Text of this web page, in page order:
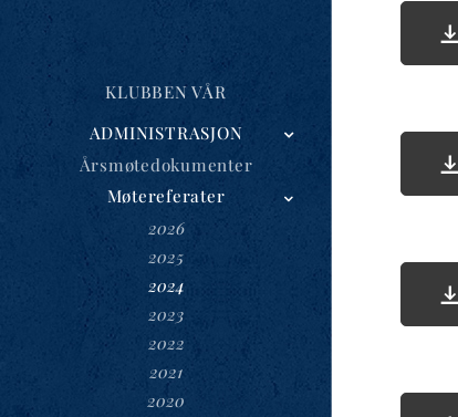
KLUBBEN VÅR
ADMINISTRASJON
Årsmøtedokumenter
Møtereferater
2026
2025
2024
2023
2022
2021
2020